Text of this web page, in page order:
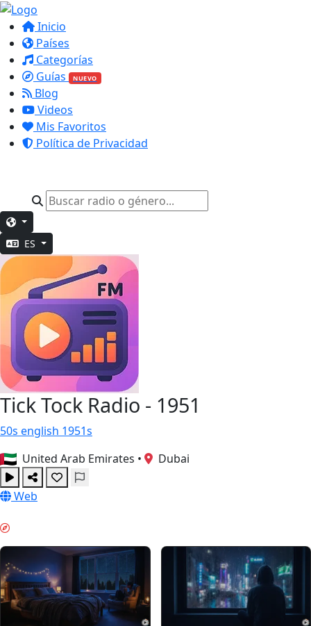
Inicio
Países
Categorías
Guías
NUEVO
Blog
Videos
Mis Favoritos
Política de Privacidad
ES
Tick Tock Radio - 1951
50s english 1951s
United Arab Emirates • Dubai
Web